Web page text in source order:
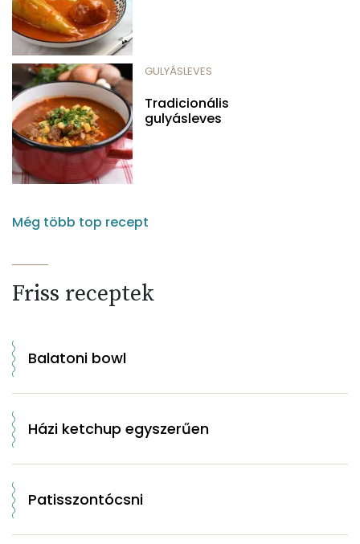
GULYÁSLEVES
Tradicionális
gulyásleves
Még több top recept
Friss receptek
Balatoni bowl
Házi ketchup egyszerűen
Patisszontócsni